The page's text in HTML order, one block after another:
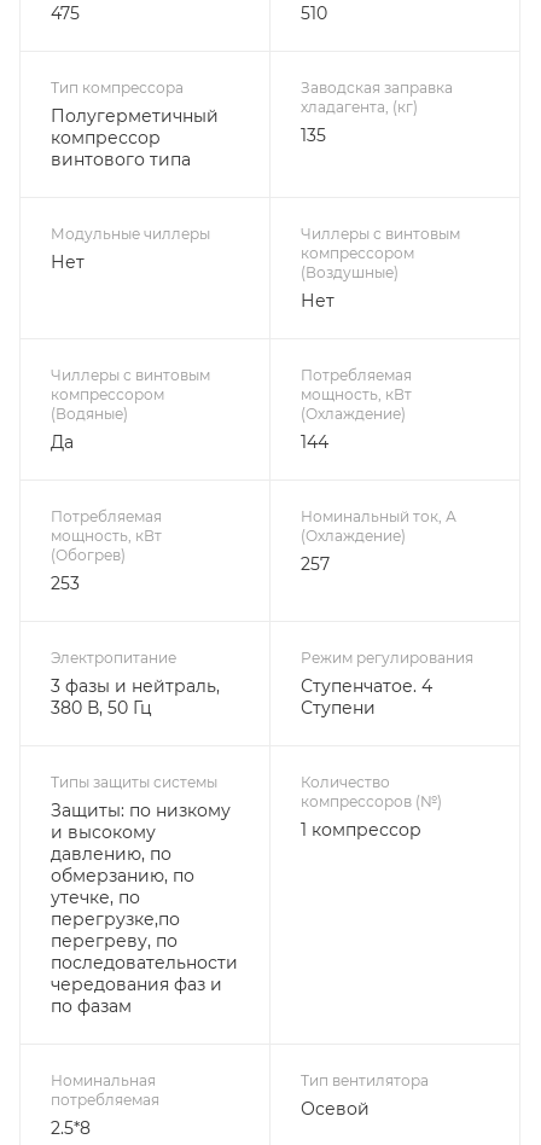
475 510
Тип компрессора
Полугерметичный
компрессор
винтового типа
Заводская заправка
хладагента, (кг)
135
Модульные чиллеры
Нет
Чиллеры с винтовым
компрессором
(Воздушные)
Нет
Чиллеры с винтовым
компрессором
(Водяные)
Да
Потребляемая
мощность, кВт
(Охлаждение)
144
Потребляемая
мощность, кВт
(Обогрев)
253
Номинальный ток, А
(Охлаждение)
257
Электропитание
3 фазы и нейтраль,
380 В, 50 Гц
Режим регулирования
Ступенчатое. 4
Ступени
Типы защиты системы
Защиты: по низкому
и высокому
давлению, по
обмерзанию, по
утечке, по
перегрузке,по
перегреву, по
последовательности
чередования фаз и
по фазам
Количество
компрессоров (№)
1 компрессор
Номинальная
потребляемая
2.5*8
Тип вентилятора
Осевой